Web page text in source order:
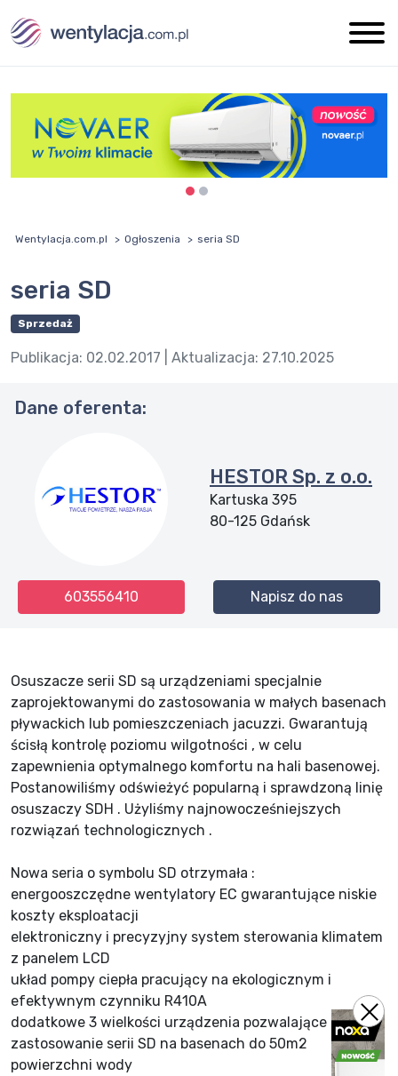
Wentylacja.com.pl Ogłoszenia seria SD
seria SD
Sprzedaż
Publikacja: 02.02.2017 | Aktualizacja: 27.10.2025
Dane oferenta:
HESTOR Sp. z o.o.
Kartuska 395
80-125 Gdańsk
603556410 Napisz do nas
Osuszacze serii SD są urządzeniami specjalnie
zaprojektowanymi do zastosowania w małych basenach
pływackich lub pomieszczeniach jacuzzi. Gwarantują
ścisłą kontrolę poziomu wilgotności , w celu
zapewnienia optymalnego komfortu na hali basenowej.
Postanowiliśmy odświeżyć popularną i sprawdzoną linię
osuszaczy SDH . Użyliśmy najnowocześniejszych
rozwiązań technologicznych .
Nowa seria o symbolu SD otrzymała :
energooszczędne wentylatory EC gwarantujące niskie
koszty eksploatacji
elektroniczny i precyzyjny system sterowania klimatem
z panelem LCD
układ pompy ciepła pracujący na ekologicznym i
efektywnym czynniku R410A
dodatkowe 3 wielkości urządzenia pozwalające na
zastosowanie serii SD na basenach do 50m2
powierzchni wody